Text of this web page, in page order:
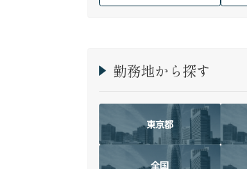
勤務地から探す
東京都
全国